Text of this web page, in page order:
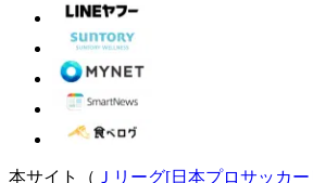
本サイト（ Ｊリーグ[日本プロサッカ